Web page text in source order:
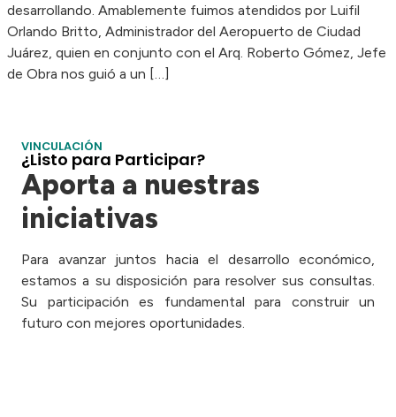
desarrollando. Amablemente fuimos atendidos por Luifil
Orlando Britto, Administrador del Aeropuerto de Ciudad
Juárez, quien en conjunto con el Arq. Roberto Gómez, Jefe
de Obra nos guió a un […]
VINCULACIÓN
¿Listo para Participar?
Aporta a nuestras
iniciativas
Para avanzar juntos hacia el desarrollo económico,
estamos a su disposición para resolver sus consultas.
Su participación es fundamental para construir un
futuro con mejores oportunidades.